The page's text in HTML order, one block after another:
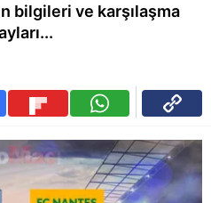
bilgileri ve karşılaşma